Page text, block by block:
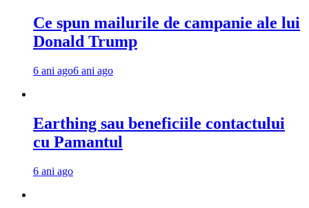
Ce spun mailurile de campanie ale lui
Donald Trump
6 ani ago6 ani ago
Earthing sau beneficiile contactului
cu Pamantul
6 ani ago